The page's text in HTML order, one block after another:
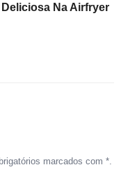
Na Airfryer
marcados com *.